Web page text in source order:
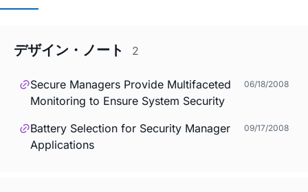
デザイン・ノート 2
Secure Managers Provide Multifaceted
Monitoring to Ensure System Security
06/18/2008
Battery Selection for Security Manager
Applications
09/17/2008